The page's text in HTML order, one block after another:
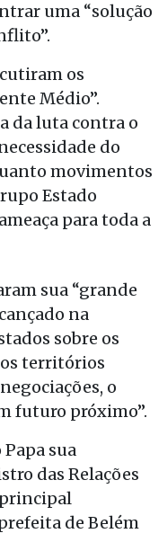
uma “solução
os
Médio”.
da luta contra o
do
movimentos
Estado
para toda a
sua “grande
na
sobre os
territórios
o
futuro próximo”.
sua
das Relações
de Belém